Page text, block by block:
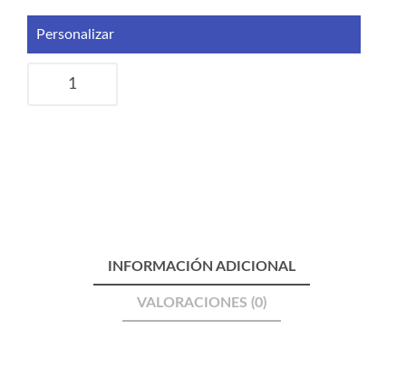
Personalizar
INFORMACIÓN ADICIONAL
VALORACIONES (0)